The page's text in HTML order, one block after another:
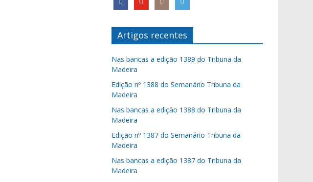
Artigos recentes
Nas bancas a edição 1389 do Tribuna da
Madeira
Edição nº 1388 do Semanário Tribuna da
Madeira
Nas bancas a edição 1388 do Tribuna da
Madeira
Edição nº 1387 do Semanário Tribuna da
Madeira
Nas bancas a edição 1387 do Tribuna da
Madeira